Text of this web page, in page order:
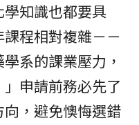
知識也都要具
程相對複雜－－
系的課業壓力，
申請前務必先了
，避免懊悔選錯